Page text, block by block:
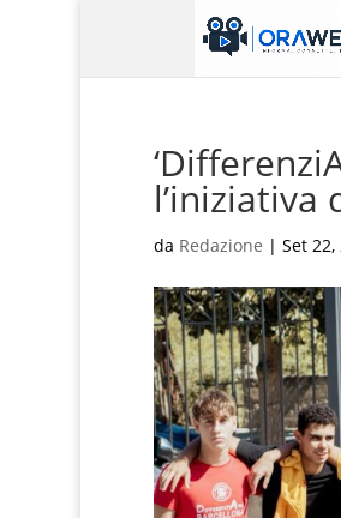
l’iniziativa
da Redazione | Set 22,